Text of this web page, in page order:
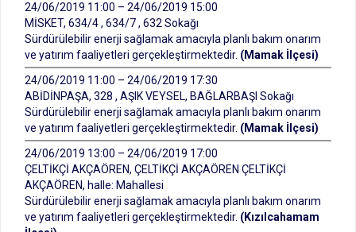
24/06/2019 11:00 – 24/06/2019 15:00
MİSKET, 634/4 , 634/7 , 632 Sokağı
Sürdürülebilir enerji sağlamak amacıyla planlı bakım onarım
ve yatırım faaliyetleri gerçekleştirmektedir. (Mamak İlçesi)
24/06/2019 11:00 – 24/06/2019 17:30
ABİDİNPAŞA, 328 , AŞIK VEYSEL, BAĞLARBAŞI Sokağı
Sürdürülebilir enerji sağlamak amacıyla planlı bakım onarım
ve yatırım faaliyetleri gerçekleştirmektedir. (Mamak İlçesi)
24/06/2019 13:00 – 24/06/2019 17:00
ÇELTİKÇİ AKÇAÖREN, ÇELTİKÇİ AKÇAÖREN ÇELTİKÇİ
AKÇAÖREN, halle: Mahallesi
Sürdürülebilir enerji sağlamak amacıyla planlı bakım onarım
ve yatırım faaliyetleri gerçekleştirmektedir. (Kızılcahamam